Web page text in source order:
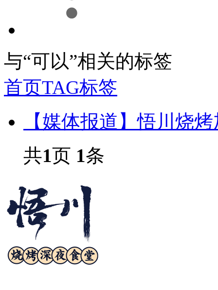
与“可以”相关的标签
首页TAG标签
【媒体报道】悟川烧
共1页 1条